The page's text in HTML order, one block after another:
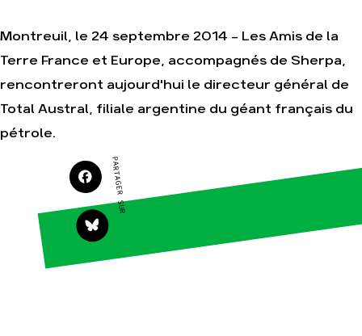
Faire un don
S'engager sur le
Soutenir les
campagnes
Transmettre tout
ou partie de son
patrimoine
gratuitement les
Nos
thématiques
Climat – Énergie
Montreuil, le 24 septembre 2014 - Les Amis de la
Terre France et Europe, accompagnés de Sherpa,
rencontreront aujourd'hui le directeur général de
Total Austral, filiale argentine du géant français du
pétrole.
PARTAGER SUR